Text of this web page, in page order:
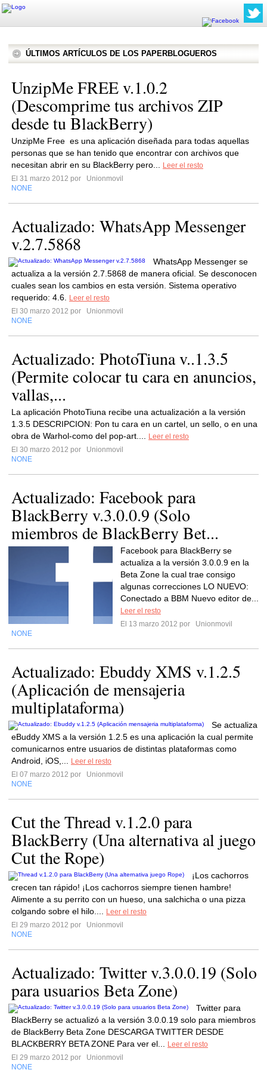
ÚLTIMOS ARTÍCULOS DE LOS PAPERBLOGUEROS
UnzipMe FREE v.1.0.2
(Descomprime tus archivos ZIP
desde tu BlackBerry)
UnzipMe Free es una aplicación diseñada para todas aquellas
personas que se han tenido que encontrar con archivos que
necesitan abrir en su BlackBerry pero...
Leer el resto
El 31 marzo 2012 por
Unionmovil
NONE
Actualizado: WhatsApp Messenger
v.2.7.5868
WhatsApp Messenger se
actualiza a la versión 2.7.5868 de manera oficial. Se desconocen
cuales sean los cambios en esta versión. Sistema operativo
requerido: 4.6.
Leer el resto
El 30 marzo 2012 por
Unionmovil
NONE
Actualizado: PhotoTiuna v..1.3.5
(Permite colocar tu cara en anuncios,
vallas,...
La aplicación PhotoTiuna recibe una actualización a la versión
1.3.5 DESCRIPCION: Pon tu cara en un cartel, un sello, o en una
obra de Warhol-como del pop-art....
Leer el resto
El 30 marzo 2012 por
Unionmovil
NONE
Actualizado: Facebook para
BlackBerry v.3.0.0.9 (Solo
miembros de BlackBerry Bet...
Facebook para BlackBerry se
actualiza a la versión 3.0.0.9 en la
Beta Zone la cual trae consigo
algunas correcciones LO NUEVO:
Conectado a BBM Nuevo editor de...
Leer el resto
El 13 marzo 2012 por
Unionmovil
NONE
Actualizado: Ebuddy XMS v.1.2.5
(Aplicación de mensajeria
multiplataforma)
Se actualiza
eBuddy XMS a la versión 1.2.5 es una aplicación la cual permite
comunicarnos entre usuarios de distintas plataformas como
Android, iOS,...
Leer el resto
El 07 marzo 2012 por
Unionmovil
NONE
Cut the Thread v.1.2.0 para
BlackBerry (Una alternativa al juego
Cut the Rope)
¡Los cachorros
crecen tan rápido! ¡Los cachorros siempre tienen hambre!
Alimente a su perrito con un hueso, una salchicha o una pizza
colgando sobre el hilo....
Leer el resto
El 29 marzo 2012 por
Unionmovil
NONE
Actualizado: Twitter v.3.0.0.19 (Solo
para usuarios Beta Zone)
Twitter para
BlackBerry se actualizó a la versión 3.0.0.19 solo para miembros
de BlackBerry Beta Zone DESCARGA TWITTER DESDE
BLACKBERRY BETA ZONE Para ver el...
Leer el resto
El 29 marzo 2012 por
Unionmovil
NONE